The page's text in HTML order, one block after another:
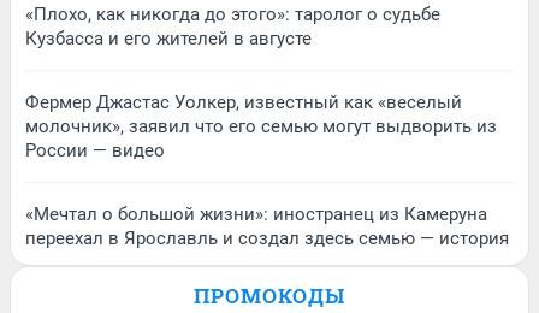
«Плохо, как никогда до этого»: таролог о судьбе
Кузбасса и его жителей в августе
Фермер Джастас Уолкер, известный как «веселый
молочник», заявил что его семью могут выдворить из
России — видео
«Мечтал о большой жизни»: иностранец из Камеруна
переехал в Ярославль и создал здесь семью — история
ПРОМОКОДЫ